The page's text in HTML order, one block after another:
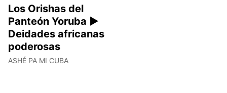
Los Orishas del
Panteón Yoruba ►
Deidades africanas
poderosas
ASHÉ PA MI CUBA